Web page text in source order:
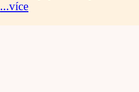
...více